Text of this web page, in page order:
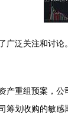
广泛关注和讨
产重组预案，
划收购的敏